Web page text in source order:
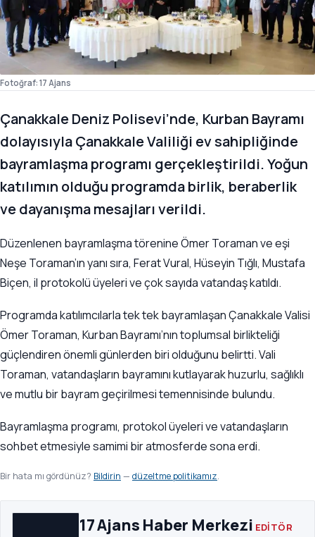
Fotoğraf: 17 Ajans
Çanakkale Deniz Polisevi’nde, Kurban Bayramı
dolayısıyla Çanakkale Valiliği ev sahipliğinde
bayramlaşma programı gerçekleştirildi. Yoğun
katılımın olduğu programda birlik, beraberlik
ve dayanışma mesajları verildi.
Düzenlenen bayramlaşma törenine Ömer Toraman ve eşi
Neşe Toraman’ın yanı sıra, Ferat Vural, Hüseyin Tığlı, Mustafa
Biçen, il protokolü üyeleri ve çok sayıda vatandaş katıldı.
Programda katılımcılarla tek tek bayramlaşan Çanakkale Valisi
Ömer Toraman, Kurban Bayramı’nın toplumsal birlikteliği
güçlendiren önemli günlerden biri olduğunu belirtti. Vali
Toraman, vatandaşların bayramını kutlayarak huzurlu, sağlıklı
ve mutlu bir bayram geçirilmesi temennisinde bulundu.
Bayramlaşma programı, protokol üyeleri ve vatandaşların
sohbet etmesiyle samimi bir atmosferde sona erdi.
Bir hata mı gördünüz? Bildirin — düzeltme politikamız.
17 Ajans Haber Merkezi EDITÖR